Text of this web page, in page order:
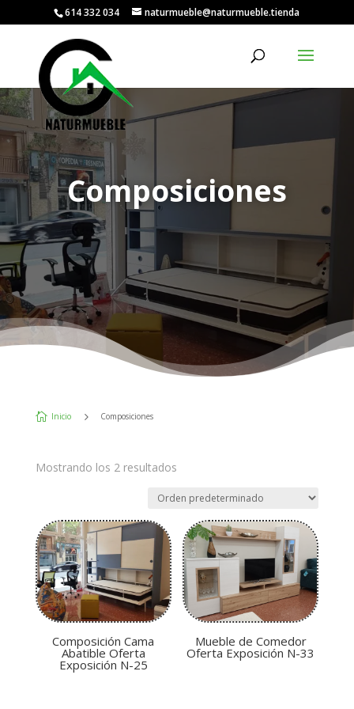
614 332 034 naturmueble@naturmueble.tienda
Composiciones
 Inicio 5 Composiciones
Mostrando los 2 resultados
Composición Cama
Abatible Oferta
Exposición N-25
Mueble de Comedor
Oferta Exposición N-33